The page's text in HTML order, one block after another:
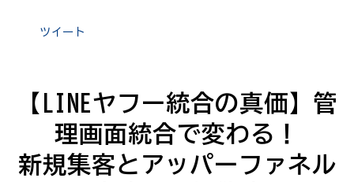
ツイート
【LINEヤフー統合の真価】管
理画面統合で変わる！
新規集客とアッパーファネル